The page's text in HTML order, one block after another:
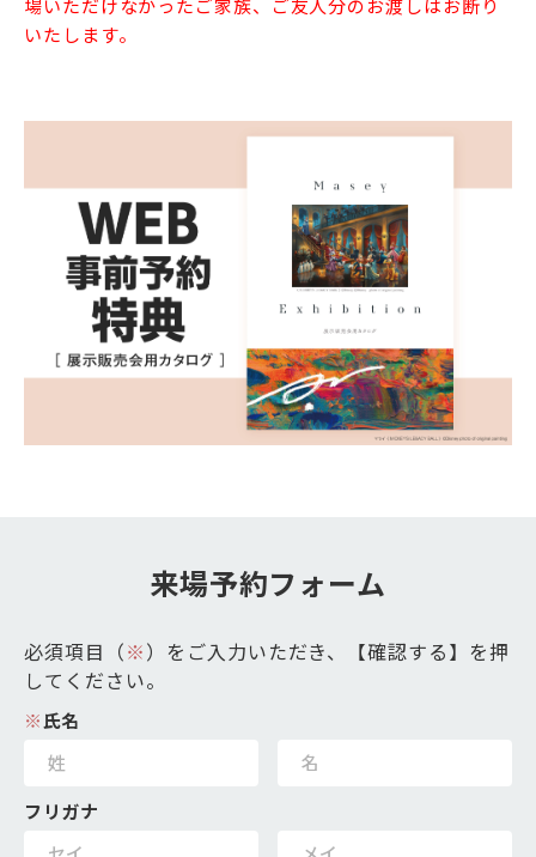
場いただけなかったご家族、ご友人分のお渡しはお断り
いたします。
来場予約フォーム
必須項目（ ※ ）をご入力いただき、【確認する】を押
してください。
※ 氏名
フリガナ